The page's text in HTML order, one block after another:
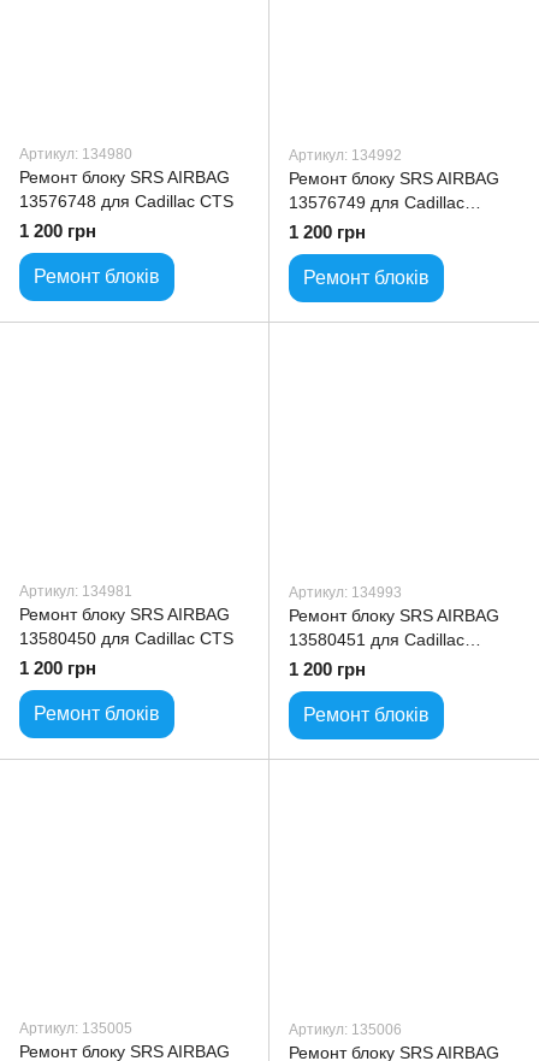
Артикул: 134980
Ремонт блоку SRS AIRBAG
13576748 для Cadillac CTS
1 200 грн
Ремонт блоків
Артикул: 134992
Ремонт блоку SRS AIRBAG
13576749 для Cadillac
Escalade
1 200 грн
Ремонт блоків
Артикул: 134981
Ремонт блоку SRS AIRBAG
13580450 для Cadillac CTS
1 200 грн
Ремонт блоків
Артикул: 134993
Ремонт блоку SRS AIRBAG
13580451 для Cadillac
Escalade
1 200 грн
Ремонт блоків
Артикул: 135005
Ремонт блоку SRS AIRBAG
Артикул: 135006
Ремонт блоку SRS AIRBAG